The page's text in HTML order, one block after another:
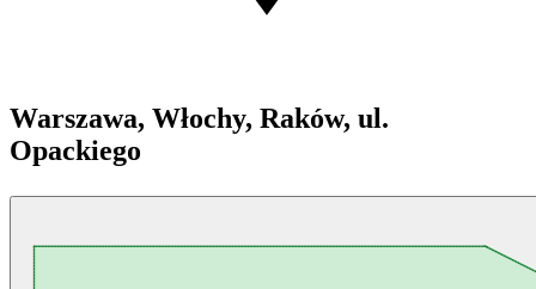
Warszawa, Włochy, Raków, ul.
Opackiego